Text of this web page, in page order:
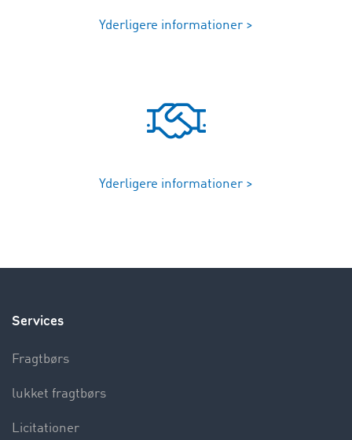
Yderligere informationer >
Yderligere informationer >
Services
Fragtbørs
lukket fragtbørs
Licitationer